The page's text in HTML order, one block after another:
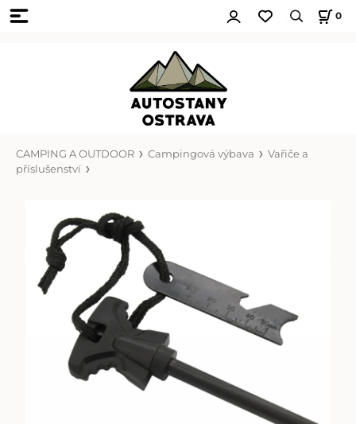
0
CAMPING A OUTDOOR Campingová výbava
Vařiče a
příslušenství